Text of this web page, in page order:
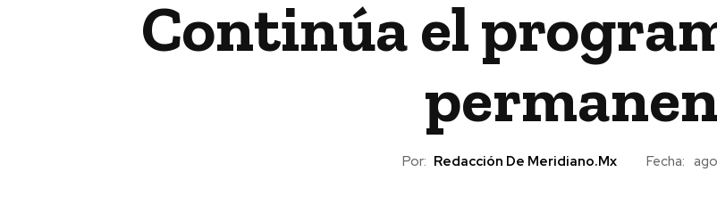
Continúa el
Por: Redacción De Meridiano.mx Fecha: